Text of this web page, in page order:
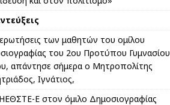
των μαθητών του ομίλου
του 2ου Προτύπου Γυμνασίου
απάντησε σήμερα ο Μητροπολίτης
Ιγνάτιος,
Ε στον όμιλο Δημοσιογραφίας